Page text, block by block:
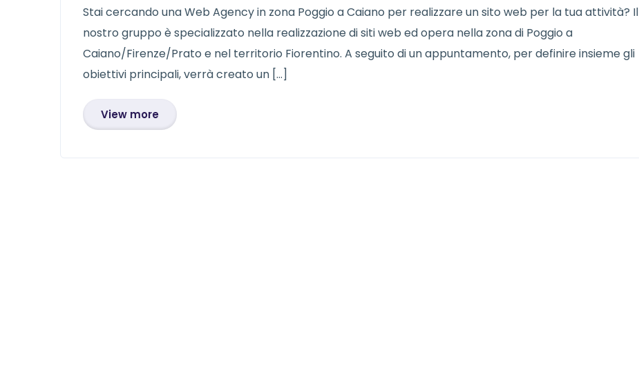
Stai cercando una Web Agency in zona Poggio a Caiano per realizzare un sito web per la tua attività? Il
nostro gruppo è specializzato nella realizzazione di siti web ed opera nella zona di Poggio a
Caiano/Firenze/Prato e nel territorio Fiorentino. A seguito di un appuntamento, per definire insieme gli
obiettivi principali, verrà creato un […]
View more